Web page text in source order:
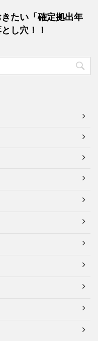
たい「確定拠出年
し穴！！